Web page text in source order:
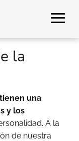
la
una
y los
A la
de nuestra